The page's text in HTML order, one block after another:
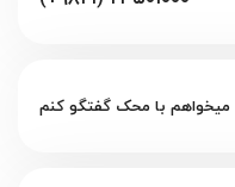
میخواهم با محک گفتگو کنم